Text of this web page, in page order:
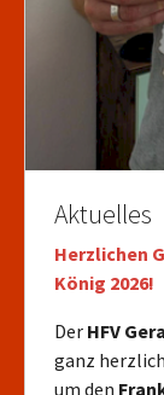
Aktuelles
Herzlichen
König 2026!
Der HFV
ganz
um den